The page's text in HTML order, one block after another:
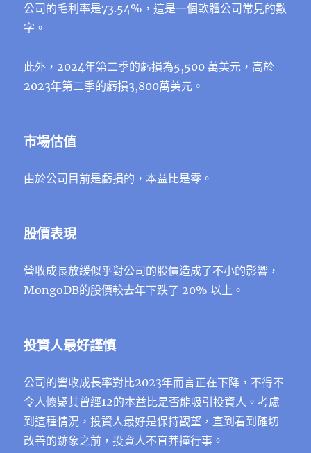
公司的毛利率是73.54%，這是一個軟體公司常見的數
字。
此外，2024年第二季的虧損為5,500 萬美元，高於
2023年第二季的虧損3,800萬美元。
市場估值
由於公司目前是虧損的，本益比是零。
股價表現
營收成長放緩似乎對公司的股價造成了不小的影響，
MongoDB的股價較去年下跌了 20% 以上。
投資人最好謹慎
公司的營收成長率對比2023年而言正在下降，不得不
令人懷疑其曾經12的本益比是否能吸引投資人。考慮
到這種情況，投資人最好是保持觀望，直到看到確切
改善的跡象之前，投資人不直莽撞行事。